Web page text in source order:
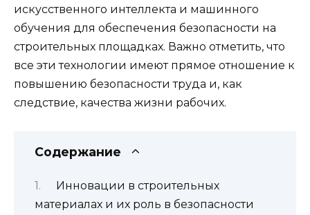
искусственного интеллекта и машинного
обучения для обеспечения безопасности на
строительных площадках. Важно отметить, что
все эти технологии имеют прямое отношение к
повышению безопасности труда и, как
следствие, качества жизни рабочих.
Содержание
Инновации в строительных
материалах и их роль в безопасности